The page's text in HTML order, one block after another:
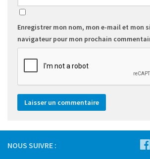
Enregistrer mon nom, mon e-mail et mon
navigateur pour mon prochain
NOUS SUIVRE :